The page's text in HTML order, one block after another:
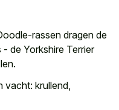
rassen dragen de
de Yorkshire Terrier
vacht: krullend,